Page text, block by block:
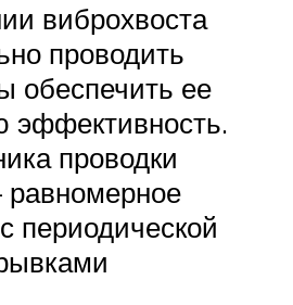
виброхвоста
проводить
обеспечить ее
эффективность.
проводки
равномерное
периодической